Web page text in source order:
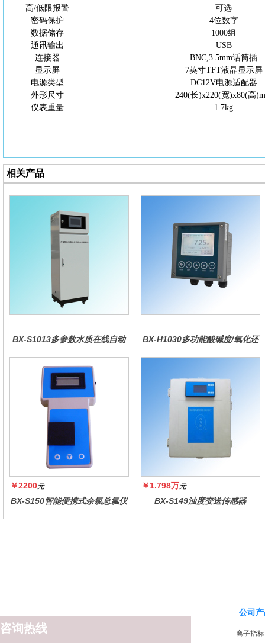
高/低限报警
可选
密码保护
4位数字
数据储存
1000组
通讯输出
USB
连接器
BNC,3.5mm话筒插
显示屏
7英寸TFT液晶显示屏
电源类型
DC12V电源适配器
外形尺寸
240(长)x220(宽)x80(高
仪表重量
1.7kg
相关产品
BX-S1013多参数水质在线自动
BX-H1030多功能酸碱度/氧化还
￥2200元
BX-S150智能便携式余氯总氯仪
￥1.798万元
BX-S149浊度变送传感器
咨询热线
公司
离子指标